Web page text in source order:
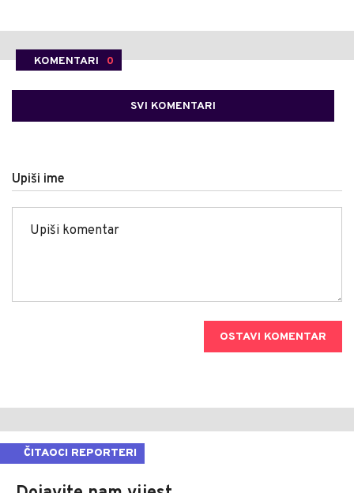
KOMENTARI 0
SVI KOMENTARI
Upiši ime
OSTAVI KOMENTAR
ČITAOCI REPORTERI